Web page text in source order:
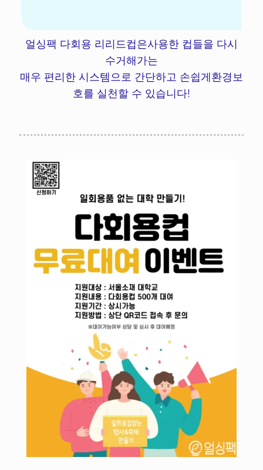
얼싱팩 다회용 리리드컵은사용한 컵들을 다시
수거해가는
매우 편리한 시스템으로 간단하고 손쉽게환경보
호를 실천할 수 있습니다!